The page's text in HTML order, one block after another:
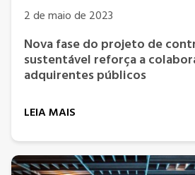
2 de maio de 2023
Nova fase do projeto de
sustentável reforça a
adquirentes públicos
LEIA MAIS